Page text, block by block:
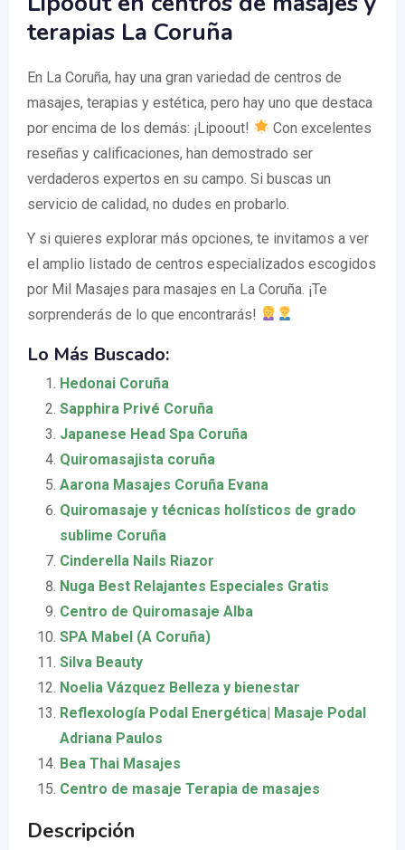
terapias La Coruña
En La Coruña, hay una gran variedad de centros de
masajes, terapias y estética, pero hay uno que destaca
por encima de los demás: ¡Lipoout!
Con excelentes
reseñas y calificaciones, han demostrado ser
verdaderos expertos en su campo. Si buscas un
servicio de calidad, no dudes en probarlo.
Y si quieres explorar más opciones, te invitamos a ver
el amplio listado de centros especializados escogidos
por Mil Masajes para masajes en La Coruña. ¡Te
sorprenderás de lo que encontrarás!
Lo Más Buscado:
Hedonai Coruña
Sapphira Privé Coruña
Japanese Head Spa Coruña
Quiromasajista coruña
Aarona Masajes Coruña Evana
Quiromasaje y técnicas holísticos de grado
sublime Coruña
Cinderella Nails Riazor
Nuga Best Relajantes Especiales Gratis
Centro de Quiromasaje Alba
SPA Mabel (A Coruña)
Silva Beauty
Noelia Vázquez Belleza y bienestar
Reflexología Podal Energética| Masaje Podal
Adriana Paulos
Bea Thai Masajes
Centro de masaje Terapia de masajes
Descripción